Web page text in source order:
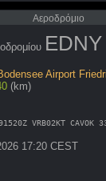
Aεροδρόμιο
EDNY
Airport
(km)
VRB02KT CAVOK
17:20 CEST